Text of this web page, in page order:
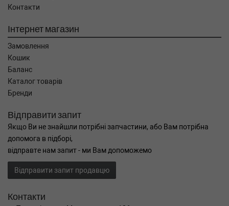
Контакти
Інтернет магазин
Замовлення
Кошик
Баланс
Каталог товарів
Бренди
Відправити запит
Якщо Ви не знайшли потрібні запчастини, або Вам потрібна
допомога в підборі,
відправте нам запит - ми Вам допоможемо
Відправити запит продавцю
Контакти